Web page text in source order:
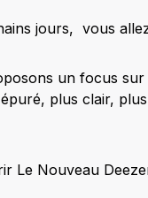
jours, vous
un focus
plus clair,
Le Nouveau